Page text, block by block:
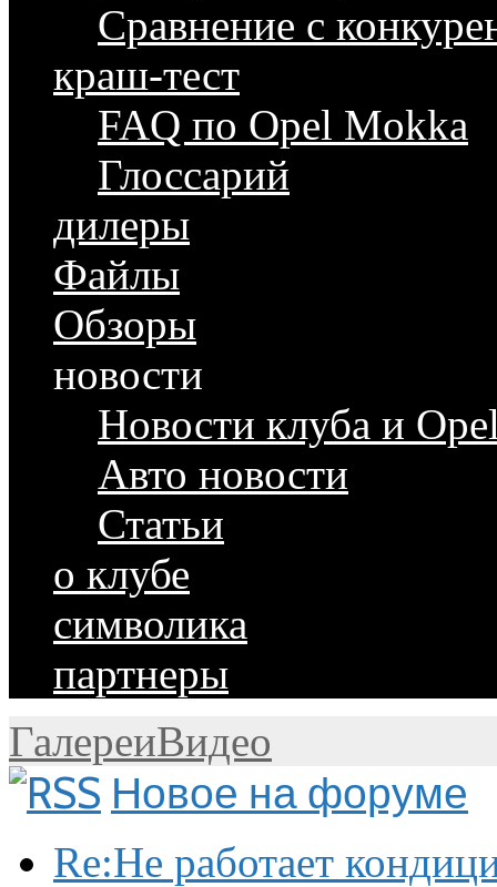
Сравнение с
краш-тест
FAQ по Opel Mokka
Глоссарий
дилеры
Файлы
Обзоры
новости
Новости клуба и
Авто новости
Статьи
о клубе
символика
партнеры
ГалереиВидео
Новое на форуме
Re:Не работает